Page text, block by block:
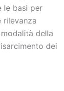
le basi per
rilevanza
della
dei